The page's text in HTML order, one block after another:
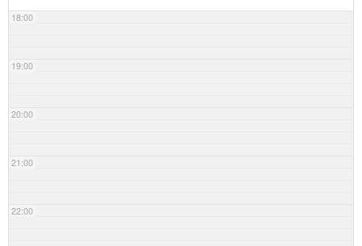
18:00
19:00
20:00
21:00
22:00